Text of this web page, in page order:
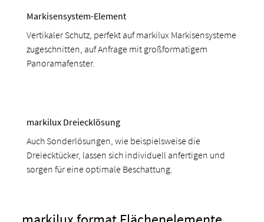
Markisensystem-Element
Vertikaler Schutz, perfekt auf markilux Markisensysteme
zugeschnitten, auf Anfrage mit großformatigem
Panoramafenster.
markilux Dreiecklösung
Auch Sonderlösungen, wie beispielsweise die
Dreiecktücker, lassen sich individuell anfertigen und
sorgen für eine optimale Beschattung.